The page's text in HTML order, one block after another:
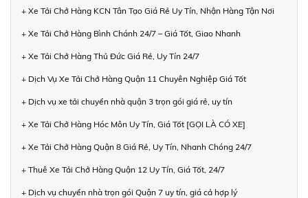
+ Xe Tải Chở Hàng KCN Tân Tạo Giá Rẻ Uy Tín, Nhận Hàng Tận Nơi
+ Xe Tải Chở Hàng Bình Chánh 24/7 – Giá Tốt, Giao Nhanh
+ Xe Tải Chở Hàng Thủ Đức Giá Rẻ, Uy Tín 24/7
+ Dịch Vụ Xe Tải Chở Hàng Quận 11 Chuyên Nghiệp Giá Tốt
+ Dịch vụ xe tải chuyển nhà quận 3 trọn gói giá rẻ, uy tín
+ Xe Tải Chở Hàng Hóc Môn Uy Tín, Giá Tốt [GỌI LÀ CÓ XE]
+ Xe Tải Chở Hàng Quận 8 Giá Rẻ, Uy Tín, Nhanh Chóng 24/7
+ Thuê Xe Tải Chở Hàng Quận 12 Uy Tín, Giá Tốt, 24/7
+ Dịch vụ chuyển nhà trọn gói Quận 7 uy tín, giá cả hợp lý